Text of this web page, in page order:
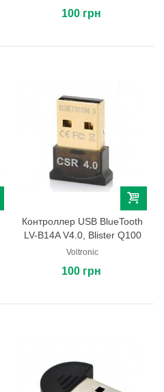
100 грн
Контроллер USB BlueTooth
LV-B14A V4.0, Blister Q100
Voltronic
100 грн